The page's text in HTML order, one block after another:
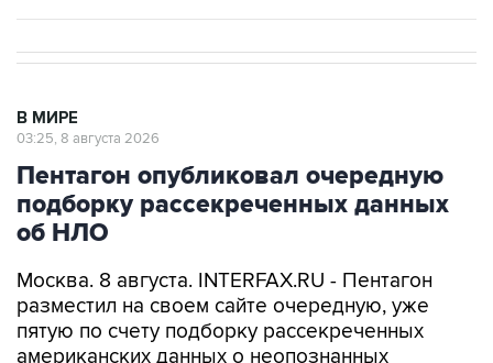
В МИРЕ
03:25, 8 августа 2026
Пентагон опубликовал очередную
подборку рассекреченных данных
об НЛО
Москва. 8 августа. INTERFAX.RU - Пентагон
разместил на своем сайте очередную, уже
пятую по счету подборку рассекреченных
американских данных о неопознанных